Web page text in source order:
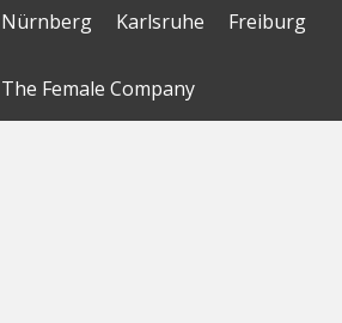
Nürnberg
Karlsruhe Freiburg
The Female Company